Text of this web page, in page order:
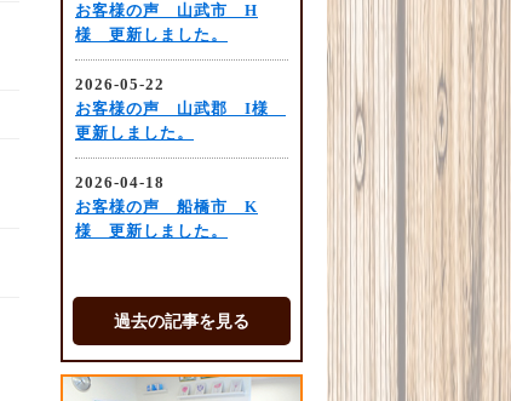
過去の記事を見る